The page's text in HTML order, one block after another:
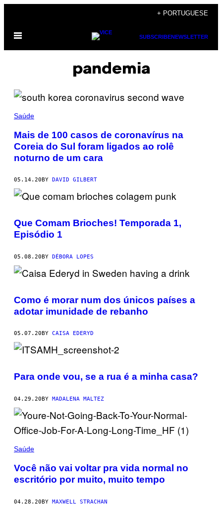
content
+ PORTUGUESE
Open
SUBSCRIBENEWSLETTER
pandemia
Saúde
Mais de 100 casos de coronavírus na
Coreia do Sul foram ligados ao rolê
noturno de um cara
05.14.20 BY DAVID GILBERT
Que Comam Brioches! Temporada 1,
Episódio 1
05.08.20BY DÉBORA LOPES
Como é morar num dos únicos países a
adotar imunidade de rebanho
05.07.20 BY CAISA EDERYD
Para onde vou, se a rua é a minha casa?
04.29.20BY MADALENA MALTEZ
Saúde
Você não vai voltar pra vida normal no
escritório por muito, muito tempo
04.28.20BY MAXWELL STRACHAN